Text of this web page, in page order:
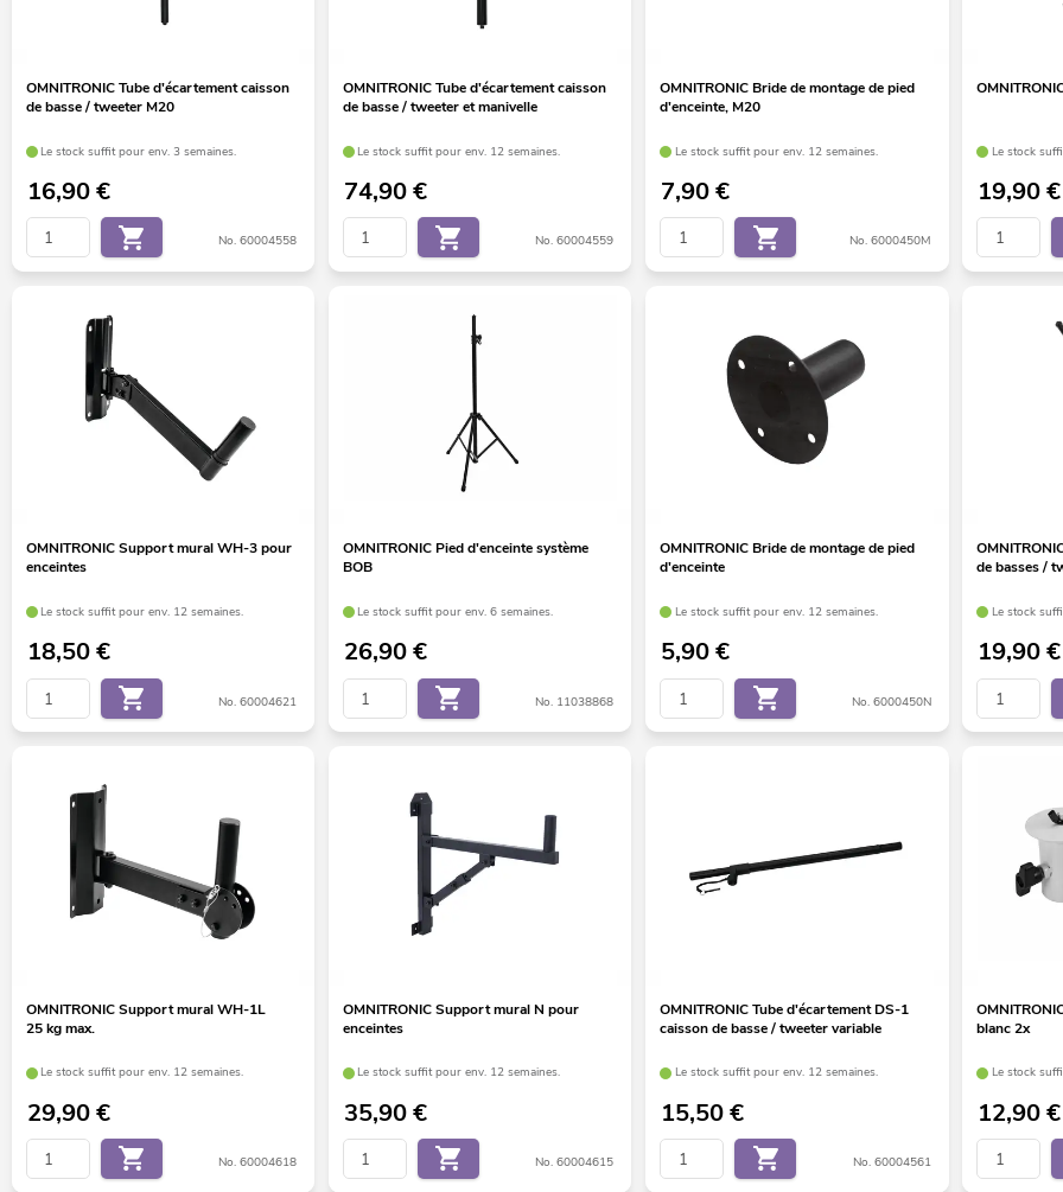
OMNITRONIC Tube d'écartement caisson
de basse / tweeter M20
Le stock suffit pour env. 3 semaines.
16,90€
No. 60004558
OMNITRONIC Tube d'écartement caisson
de basse / tweeter et manivelle
Le stock suffit pour env. 12 semaines.
74,90€
No. 60004559
OMNITRONIC Bride de montage de pied
d'enceinte, M20
Le stock suffit pour env. 12 semaines.
7,90€
No. 6000450M
Le stock
19,90€
OMNITRONIC Support mural WH-3 pour
enceintes
Le stock suffit pour env. 12 semaines.
18,50€
No. 60004621
OMNITRONIC Pied d'enceinte système
BOB
Le stock suffit pour env. 6 semaines.
26,90€
No. 11038868
OMNITRONIC Bride de montage de pied
d'enceinte
Le stock suffit pour env. 12 semaines.
5,90€
No. 6000450N
de basses /
Le stock
19,90€
OMNITRONIC Support mural WH-1L
25 kg max.
Le stock suffit pour env. 12 semaines.
29,90€
No. 60004618
OMNITRONIC Support mural N pour
enceintes
Le stock suffit pour env. 12 semaines.
35,90€
No. 60004615
OMNITRONIC Tube d'écartement DS-1
caisson de basse / tweeter variable
Le stock suffit pour env. 12 semaines.
15,50€
No. 60004561
blanc 2x
Le stock
12,90€